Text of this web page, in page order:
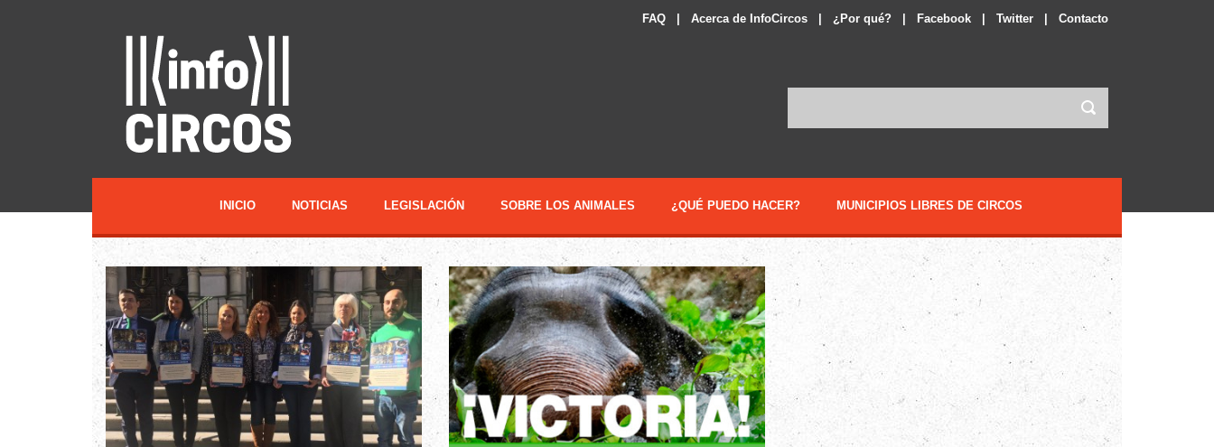
FAQ Acerca de InfoCircos ¿Por qué? Facebook Twitter Contacto
INICIO NOTICIAS LEGISLACIÓN SOBRE LOS ANIMALES ¿QUÉ PUEDO HACER? MUNICIPIOS LIBRES DE CIRCOS